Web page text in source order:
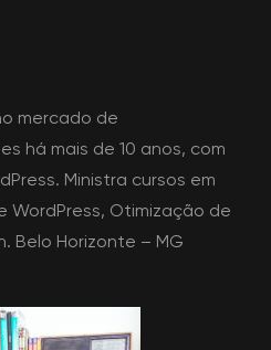
mercado de
há mais de 10 anos, com
Ministra cursos em
WordPress, Otimização de
Belo Horizonte – MG